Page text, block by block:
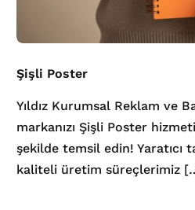
Şişli Poster
Yıldız Kurumsal Reklam ve
markanızı Şişli Poster
şekilde temsil edin! Yaratıcı
kaliteli üretim süreçlerimiz